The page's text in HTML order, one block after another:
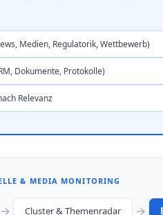
Medien, Regulatorik, Wettbewerb)
Dokumente, Protokolle)
Relevanz
& MEDIA MONITORING
→ Cluster & Themenradar →